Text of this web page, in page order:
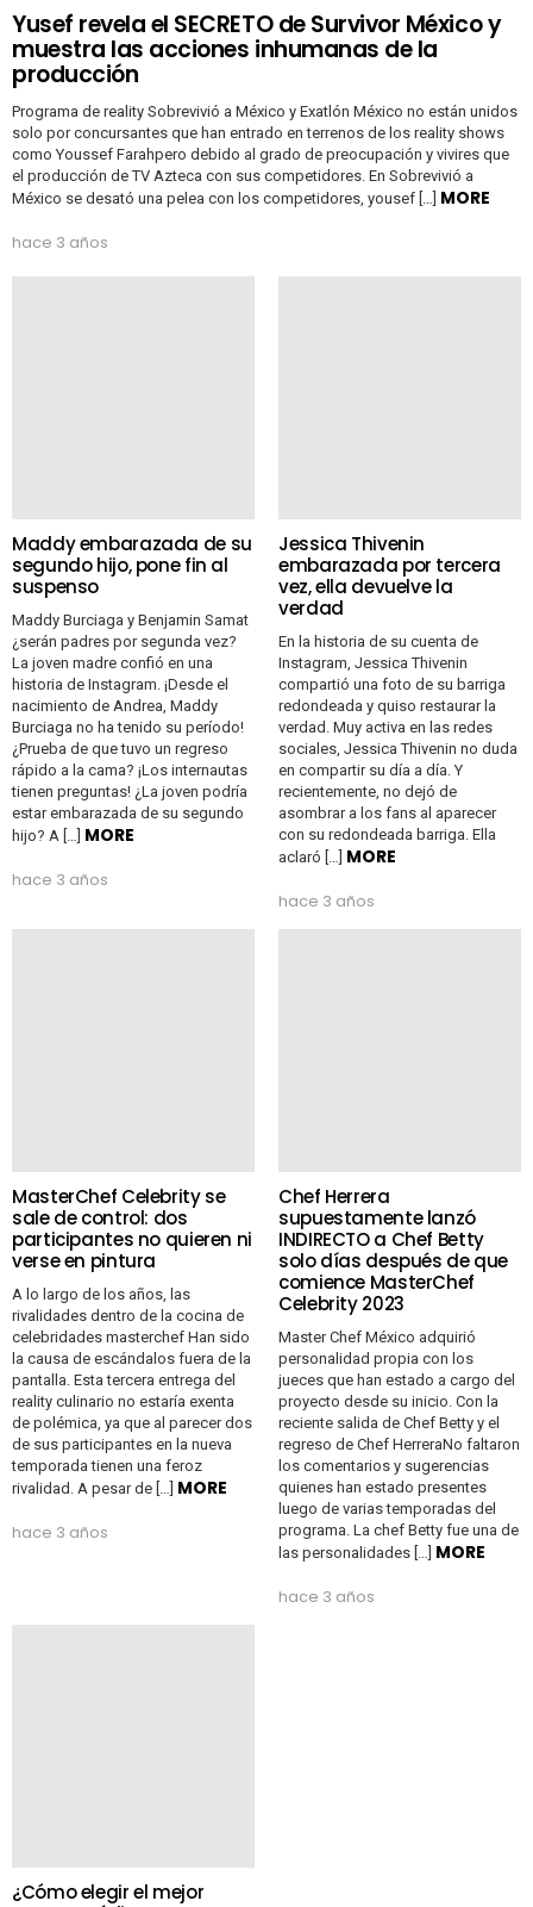
Yusef revela el SECRETO de Survivor México y
muestra las acciones inhumanas de la
producción
Programa de reality Sobrevivió a México y Exatlón México no están unidos
solo por concursantes que han entrado en terrenos de los reality shows
como Youssef Farahpero debido al grado de preocupación y vivires que
el producción de TV Azteca con sus competidores. En Sobrevivió a
México se desató una pelea con los competidores, yousef […] MORE
hace 3 años
Maddy embarazada de su
segundo hijo, pone fin al
suspenso
Maddy Burciaga y Benjamin Samat
¿serán padres por segunda vez?
La joven madre confió en una
historia de Instagram. ¡Desde el
nacimiento de Andrea, Maddy
Burciaga no ha tenido su período!
¿Prueba de que tuvo un regreso
rápido a la cama? ¡Los internautas
tienen preguntas! ¿La joven podría
estar embarazada de su segundo
hijo? A […] MORE
hace 3 años
Jessica Thivenin
embarazada por tercera
vez, ella devuelve la
verdad
En la historia de su cuenta de
Instagram, Jessica Thivenin
compartió una foto de su barriga
redondeada y quiso restaurar la
verdad. Muy activa en las redes
sociales, Jessica Thivenin no duda
en compartir su día a día. Y
recientemente, no dejó de
asombrar a los fans al aparecer
con su redondeada barriga. Ella
aclaró […] MORE
hace 3 años
MasterChef Celebrity se
sale de control: dos
participantes no quieren ni
verse en pintura
A lo largo de los años, las
rivalidades dentro de la cocina de
celebridades masterchef Han sido
la causa de escándalos fuera de la
pantalla. Esta tercera entrega del
reality culinario no estaría exenta
de polémica, ya que al parecer dos
de sus participantes en la nueva
temporada tienen una feroz
rivalidad. A pesar de […] MORE
hace 3 años
Chef Herrera
supuestamente lanzó
INDIRECTO a Chef Betty
solo días después de que
comience MasterChef
Celebrity 2023
Master Chef México adquirió
personalidad propia con los
jueces que han estado a cargo del
proyecto desde su inicio. Con la
reciente salida de Chef Betty y el
regreso de Chef HerreraNo faltaron
los comentarios y sugerencias
quienes han estado presentes
luego de varias temporadas del
programa. La chef Betty fue una de
las personalidades […] MORE
hace 3 años
¿Cómo elegir el mejor